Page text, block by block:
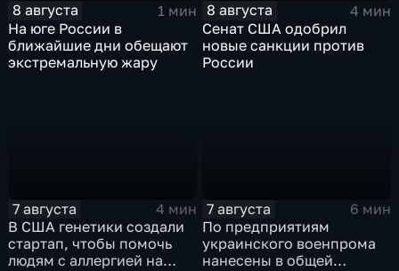
8 августа
1 мин
На юге России в
ближайшие дни обещают
экстремальную жару
8 августа
4 мин
Сенат США одобрил
новые санкции против
России
7 августа
4 мин
В США генетики создали
стартап, чтобы помочь
людям с аллергией на
7 августа
6 мин
По предприятиям
украинского военпрома
нанесены в общей